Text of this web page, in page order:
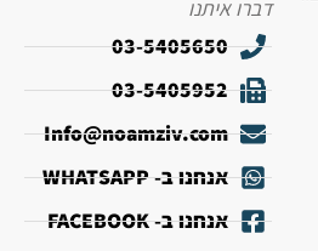
דברו איתנו
03-5405650
03-5405952
Info@noamziv.com
אנחנו ב- WHATSAPP
אנחנו ב- FACEBOOK